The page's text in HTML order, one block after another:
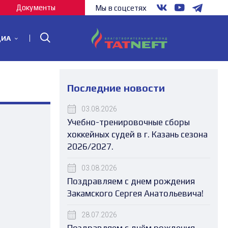
Документы Мы в соцсетях
Последние новости
03.08.2026
Учебно-тренировочные сборы
хоккейных судей в г. Казань сезона
2026/2027.
03.08.2026
Поздравляем с днем рождения
Закамского Сергея Анатольевича!
28.07.2026